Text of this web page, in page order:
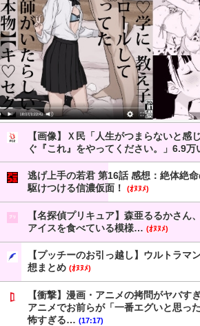
【画像】Ｘ民「人生がつまらないと感
ぐ『これ』をやってください。」6.9万
逃げ上手の若君 第16話 感想：絶体絶
駆けつける信濃仮面！
(ｵﾇﾇﾒ)
【名探偵プリキュア】森亜るるかさん
アイスを食べている模様… (ｵﾇﾇﾒ)
【プッチーのお引っ越し】ウルトラ
想まとめ (ｵﾇﾇﾒ)
【衝撃】漫画・アニメの拷問がヤバす
アニメでお前らが「一番エグいと思っ
怖すぎる… (17:17)